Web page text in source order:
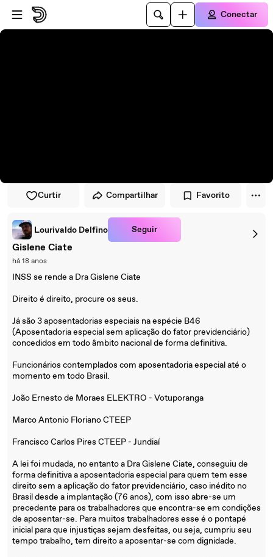
Pular para o player
Ir para o conteúdo principal
Conectar
Curtir Compartilhar Favorito
Lourivaldo Delfino Seguir
Gislene Ciate
há 18 anos
INSS se rende a Dra Gislene Ciate
Direito é direito, procure os seus.
Já são 3 aposentadorias especiais na espécie B46
(Aposentadoria especial sem aplicação do fator previdenciário)
concedidos em todo âmbito nacional de forma definitiva.
Funcionários contemplados com aposentadoria especial até o
momento em todo Brasil.
João Ernesto de Moraes ELEKTRO - Votuporanga
Marco Antonio Floriano CTEEP
Francisco Carlos Pires CTEEP - Jundiaí
A lei foi mudada, no entanto a Dra Gislene Ciate, conseguiu de
forma definitiva a aposentadoria especial para quem tem esse
direito sem a aplicação do fator previdenciário, caso inédito no
Brasil desde a implantação (76 anos), com isso abre-se um
precedente para os trabalhadores que encontra-se em condições
de aposentar-se. Para muitos trabalhadores esse é o pontapé
inicial para que injustiças sejam desfeitas, ou seja, cumpriu seu
tempo trabalho, tem direito a aposentar-se com dignidade.